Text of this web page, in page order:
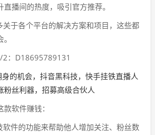
播间的热度，吸引官方推荐。
于各个平台的解决方案和项目，这些都
：D18695789131
软件赚钱：
软件的功能来帮助他人增加关注、粉丝数